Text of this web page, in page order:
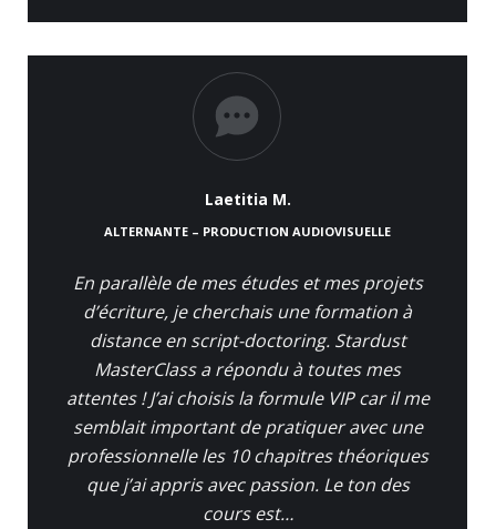
Laetitia M.
ALTERNANTE – PRODUCTION AUDIOVISUELLE
En parallèle de mes études et mes projets
d’écriture, je cherchais une formation à
distance en script-doctoring. Stardust
MasterClass a répondu à toutes mes
attentes ! J’ai choisis la formule VIP car il me
semblait important de pratiquer avec une
professionnelle les 10 chapitres théoriques
que j’ai appris avec passion. Le ton des
cours est…